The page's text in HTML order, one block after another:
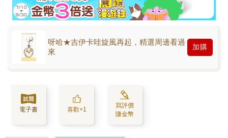
呀哈★吉伊卡哇旋風再起，精選周邊看過
來
加購
電子書 喜歡+1
寫評價
賺金幣